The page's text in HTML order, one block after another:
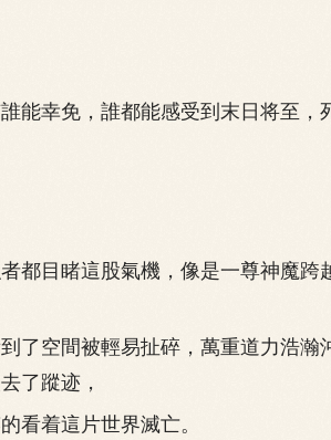
幸免，誰都能感受到末日将至，
目睹這股氣機，像是一尊神魔跨
空間被輕易扯碎，萬重道力浩瀚
了蹤迹，
着這片世界滅亡。